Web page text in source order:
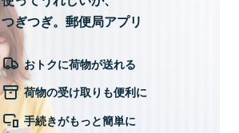
つぎつぎ。郵便局アプリ
おトクに荷物が送れる
荷物の受け取りも便利に
手続きがもっと簡単に